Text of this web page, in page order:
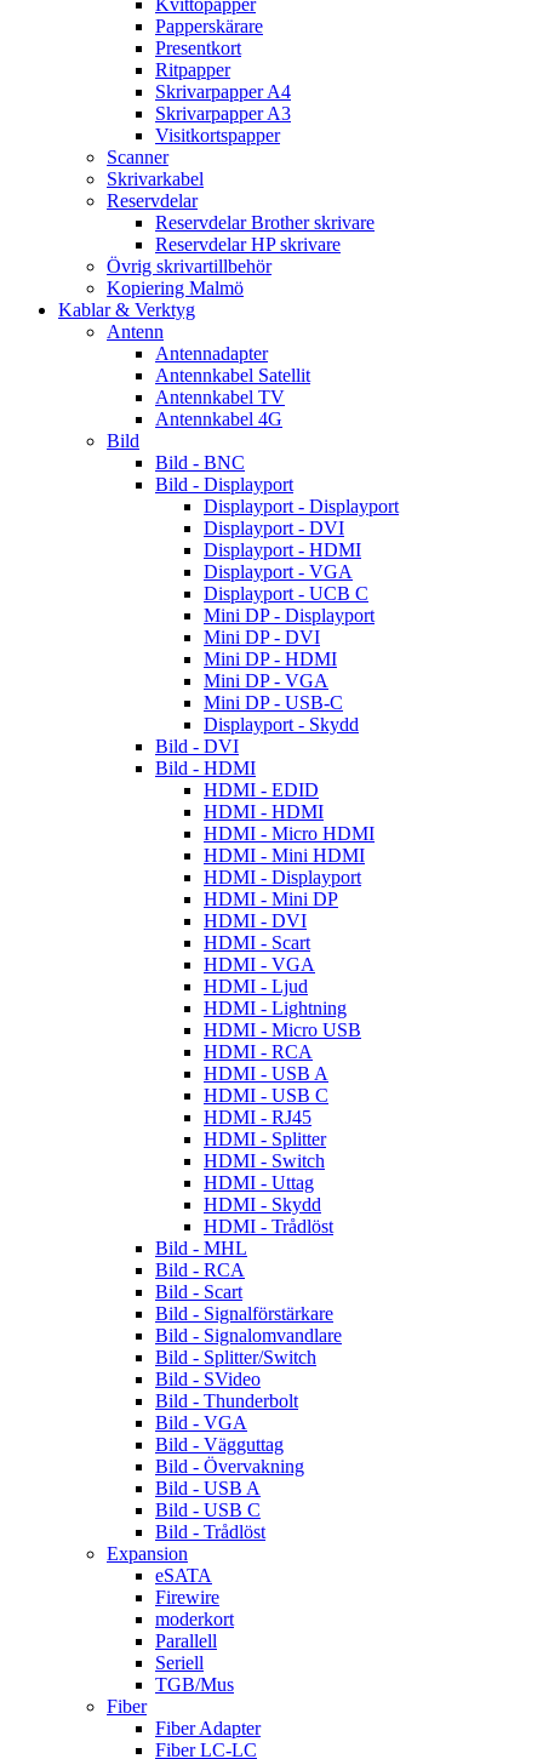
Kvittopapper
Papperskärare
Presentkort
Ritpapper
Skrivarpapper A4
Skrivarpapper A3
Visitkortspapper
Scanner
Skrivarkabel
Reservdelar
Reservdelar Brother skrivare
Reservdelar HP skrivare
Övrig skrivartillbehör
Kopiering Malmö
Kablar & Verktyg
Antenn
Antennadapter
Antennkabel Satellit
Antennkabel TV
Antennkabel 4G
Bild
Bild - BNC
Bild - Displayport
Displayport - Displayport
Displayport - DVI
Displayport - HDMI
Displayport - VGA
Displayport - UCB C
Mini DP - Displayport
Mini DP - DVI
Mini DP - HDMI
Mini DP - VGA
Mini DP - USB-C
Displayport - Skydd
Bild - DVI
Bild - HDMI
HDMI - EDID
HDMI - HDMI
HDMI - Micro HDMI
HDMI - Mini HDMI
HDMI - Displayport
HDMI - Mini DP
HDMI - DVI
HDMI - Scart
HDMI - VGA
HDMI - Ljud
HDMI - Lightning
HDMI - Micro USB
HDMI - RCA
HDMI - USB A
HDMI - USB C
HDMI - RJ45
HDMI - Splitter
HDMI - Switch
HDMI - Uttag
HDMI - Skydd
HDMI - Trådlöst
Bild - MHL
Bild - RCA
Bild - Scart
Bild - Signalförstärkare
Bild - Signalomvandlare
Bild - Splitter/Switch
Bild - SVideo
Bild - Thunderbolt
Bild - VGA
Bild - Vägguttag
Bild - Övervakning
Bild - USB A
Bild - USB C
Bild - Trådlöst
Expansion
eSATA
Firewire
moderkort
Parallell
Seriell
TGB/Mus
Fiber
Fiber Adapter
Fiber LC-LC